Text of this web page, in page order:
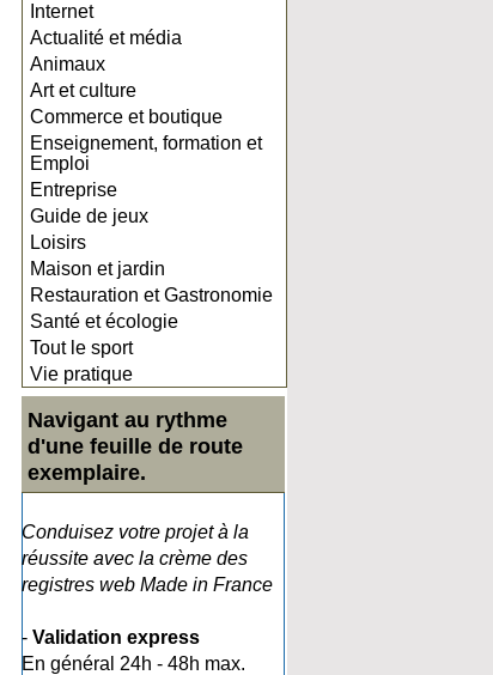
Internet
Actualité et média
Animaux
Art et culture
Commerce et boutique
Enseignement, formation et
Emploi
Entreprise
Guide de jeux
Loisirs
Maison et jardin
Restauration et Gastronomie
Santé et écologie
Tout le sport
Vie pratique
Navigant au rythme
d'une feuille de route
exemplaire.
Conduisez votre projet à la
réussite avec la crème des
registres web Made in France
- Validation express
En général 24h - 48h max.